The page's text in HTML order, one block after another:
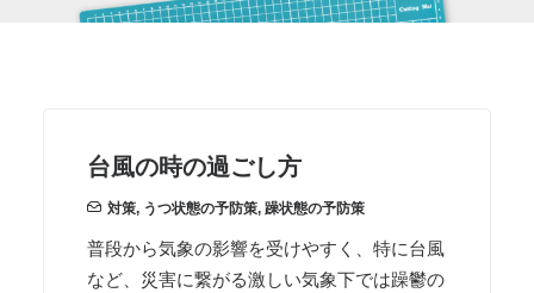
台風の時の過ごし方
対策, うつ状態の予防策, 躁状態の予防策
普段から気象の影響を受けやすく、特に台風
など、災害に繋がる激しい気象下では躁鬱の